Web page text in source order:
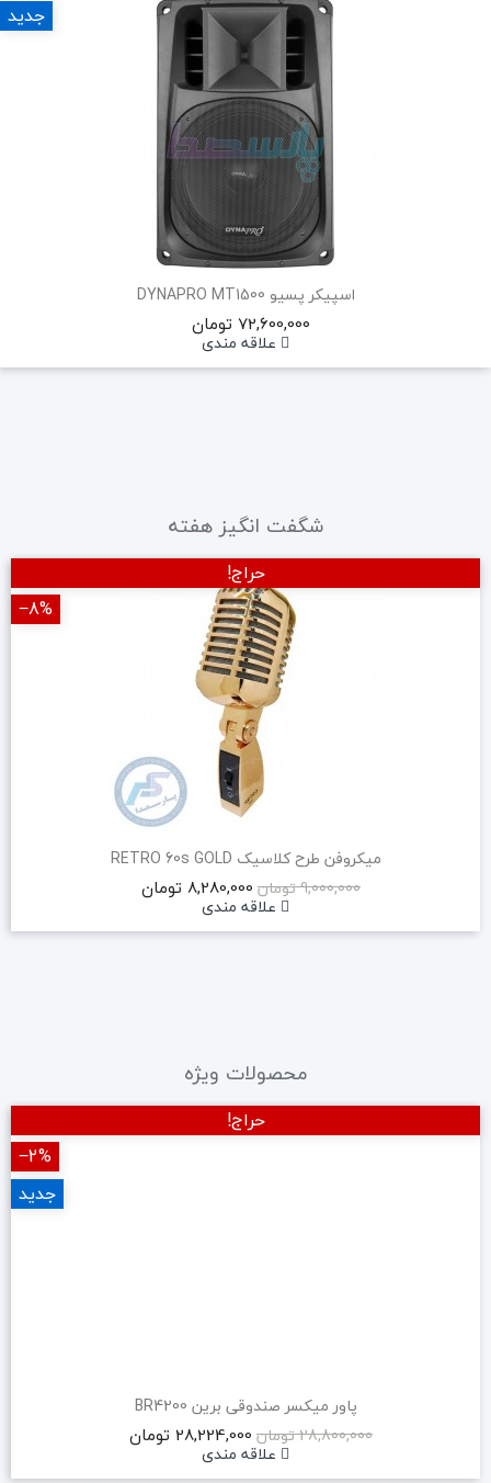
اسپیکر پسیو DYNAPRO MT1500
72,600,000 تومان
علاقه مندی
جدید
شگفت انگیز هفته
میکروفن طرح کلاسیک RETRO 60s GOLD
9,000,000 تومان
8,280,000 تومان
علاقه مندی
حراج!
‎−8%
محصولات ویژه
پاور میکسر صندوقی برین BR4200
28,800,000 تومان
28,224,000 تومان
علاقه مندی
حراج!
‎−2%
جدید